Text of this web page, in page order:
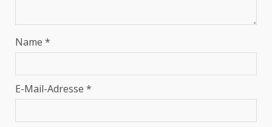
Name *
E-Mail-Adresse *